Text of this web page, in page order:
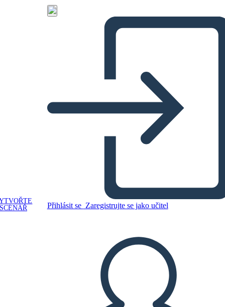
Přihlásit se Zaregistrujte se jako učitel